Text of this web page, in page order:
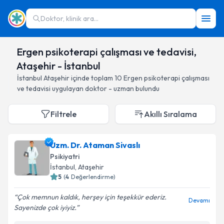
Doktor, klinik ara...
Ergen psikoterapi çalışması ve tedavisi,
Ataşehir - İstanbul
İstanbul Ataşehiriçinde toplam 10 Ergen psikoterapi çalışması
ve tedavisi uygulayan doktor - uzman bulundu
Filtrele Akıllı Sıralama
Uzm. Dr. Ataman Sivaslı
Psikiyatri
İstanbul, Ataşehir
5 (4 Değerlendirme)
Çok memnun kaldık, herşey için teşekkür ederiz.
Sayenizde çok iyiyiz.
Devamı